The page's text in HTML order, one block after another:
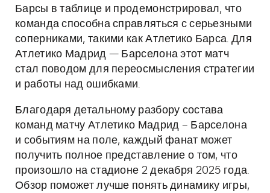
Барсы в таблице и продемонстрировал, что
команда способна справляться с серьезными
соперниками, такими как Атлетико Барса. Для
Атлетико Мадрид — Барселона этот матч
стал поводом для переосмысления стратегии
и работы над ошибками.
Благодаря детальному разбору состава
команд матчу Атлетико Мадрид – Барселона
и событиям на поле, каждый фанат может
получить полное представление о том, что
произошло на стадионе 2 декабря 2025 года.
Обзор поможет лучше понять динамику игры,